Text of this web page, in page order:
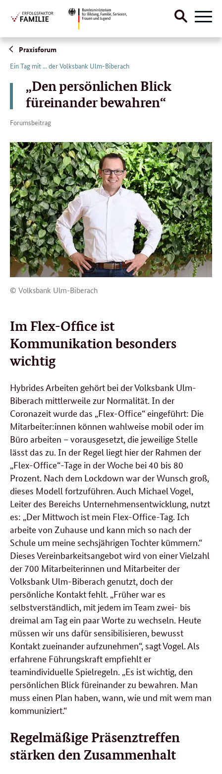
Direktlink:
Suche
Praxisforum
Ein Tag mit ... der Volksbank Ulm-Biberach
„Den persönlichen Blick
füreinander bewahren“
Forumsbeitrag
© Volksbank Ulm-Biberach
ImFlex-Officeist
Kommunikation besonders
wichtig
Hybrides Arbeiten gehört bei der Volksbank Ulm-
Biberach mittlerweile zur Normalität. In der
Coronazeit wurde das „Flex-Office“ eingeführt: Die
Mitarbeiter:innen können wahlweise mobil oder im
Büro arbeiten – vorausgesetzt, die jeweilige Stelle
lässt das zu. In der Regel liegt hier der Rahmen der
„Flex-Office“-Tage in der Woche bei 40 bis 80
Prozent. Nach dem Lockdown war der Wunsch groß,
dieses Modell fortzuführen. Auch Michael Vogel,
Leiter des Bereichs Unternehmensentwicklung, nutzt
es: „Der Mittwoch ist mein Flex-Office-Tag. Ich
arbeite von Zuhause und kann mich so nach der
Schule um meine sechsjährigen Tochter kümmern.“
Dieses Vereinbarkeitsangebot wird von einer Vielzahl
der 700 Mitarbeiterinnen und Mitarbeiter der
Volksbank Ulm-Biberach genutzt, doch der
persönliche Kontakt fehlt. „Früher war es
selbstverständlich, mit jedem im Team zwei- bis
dreimal am Tag ein paar Worte zu wechseln. Heute
müssen wir uns dafür sensibilisieren, bewusst
Kontakt zueinander aufzunehmen“, sagt Vogel. Als
erfahrene Führungskraft empfiehlt er
teamindividuelle Spielregeln. „Es ist wichtig, den
persönlichen Blick füreinander zu bewahren. Man
muss einen Plan haben, wann, wie und mit wem man
kommuniziert.“
Regelmäßige Präsenztreffen
stärken den Zusammenhalt